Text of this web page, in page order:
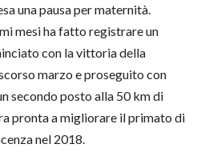
una pausa per maternità.
mesi ha fatto registrare un
con la vittoria della
marzo e proseguito con
secondo posto alla 50 km di
pronta a migliorare il primato di
nel 2018.